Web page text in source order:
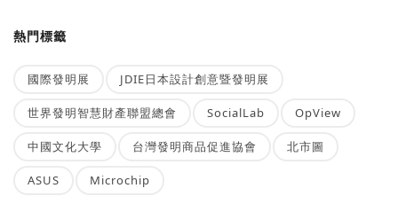
熱門標籤
國際發明展 JDIE日本設計創意暨發明展
世界發明智慧財產聯盟總會 SocialLab OpView
中國文化大學 台灣發明商品促進協會 北市圖
ASUS Microchip